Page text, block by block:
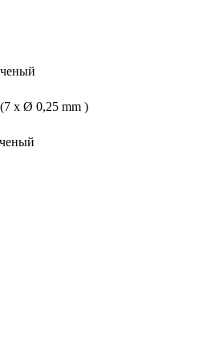
x Ø 0,25 mm )